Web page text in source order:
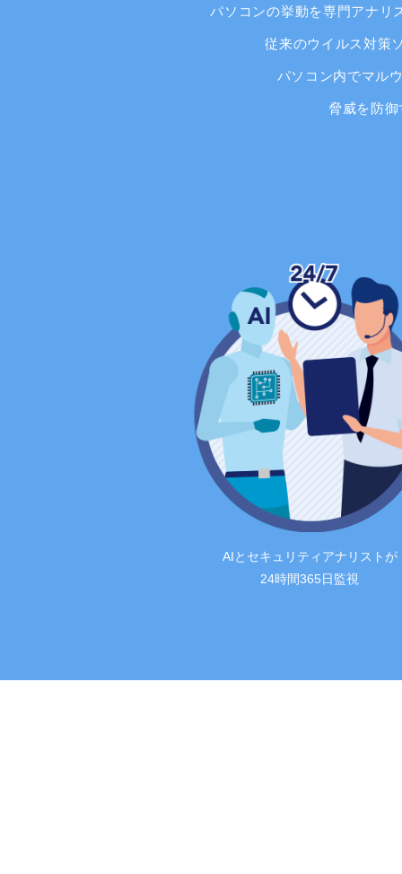
パソコンの挙動を専門アナリ
従来のウイルス対策
パソコン内でマル
脅威を防
AIとセキュリティアナリストが
24時間365日監視